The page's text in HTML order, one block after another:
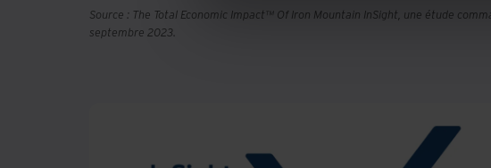
Source : The Total Economic Impact™ Of Iron Mountain InSight, une étude
septembre 2023.